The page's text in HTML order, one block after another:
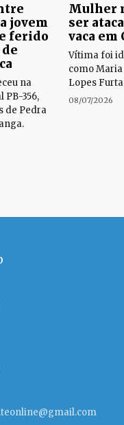
jovem
ferido
na
PB-356,
de Pedra
Mulher
ser
vaca em
Vítima foi
como
Lopes
08/07/2026